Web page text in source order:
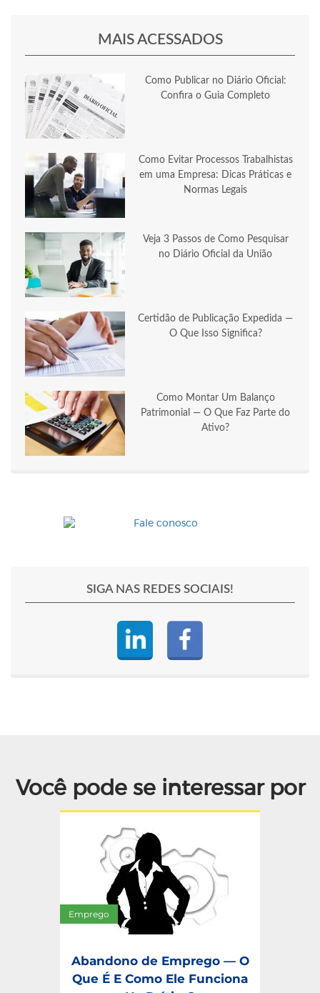
MAIS ACESSADOS
Como Publicar no Diário Oficial:
Confira o Guia Completo
Como Evitar Processos Trabalhistas
em uma Empresa: Dicas Práticas e
Normas Legais
Veja 3 Passos de Como Pesquisar
no Diário Oficial da União
Certidão de Publicação Expedida —
O Que Isso Significa?
Como Montar Um Balanço
Patrimonial — O Que Faz Parte do
Ativo?
SIGA NAS REDES SOCIAIS!
Você pode se interessar por
Emprego
Abandono de Emprego — O
Que É E Como Ele Funciona